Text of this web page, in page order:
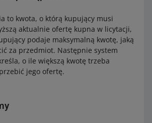
to kwota, o którą kupujący musi
aktualnie ofertę kupna w licytacji,
podaje maksymalną kwotę, jaką
za przedmiot. Następnie system
o ile większą kwotę trzeba
jego ofertę.